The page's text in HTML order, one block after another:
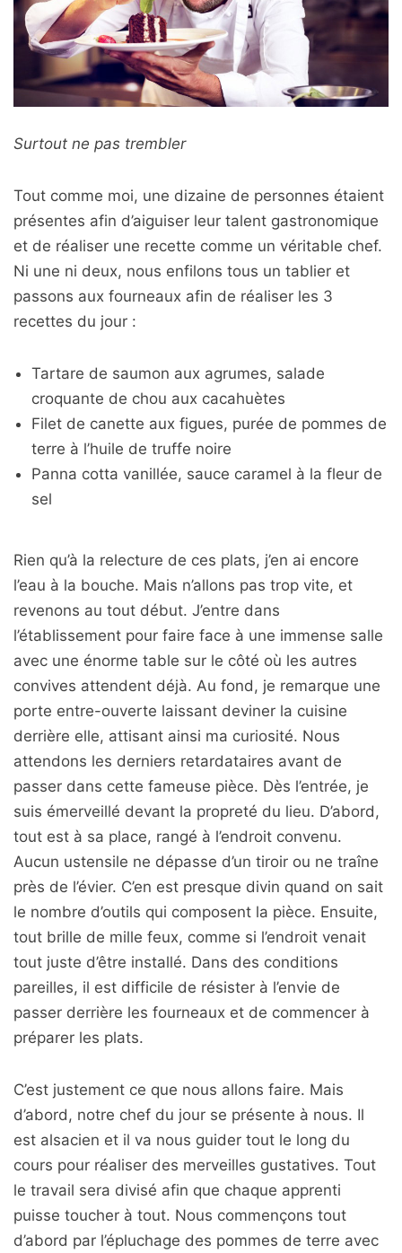
Surtout ne pas trembler
Tout comme moi, une dizaine de personnes étaient
présentes afin d’aiguiser leur talent gastronomique
et de réaliser une recette comme un véritable chef.
Ni une ni deux, nous enfilons tous un tablier et
passons aux fourneaux afin de réaliser les 3
recettes du jour :
Tartare de saumon aux agrumes, salade
croquante de chou aux cacahuètes
Filet de canette aux figues, purée de pommes de
terre à l’huile de truffe noire
Panna cotta vanillée, sauce caramel à la fleur de
sel
Rien qu’à la relecture de ces plats, j’en ai encore
l’eau à la bouche. Mais n’allons pas trop vite, et
revenons au tout début. J’entre dans
l’établissement pour faire face à une immense salle
avec une énorme table sur le côté où les autres
convives attendent déjà. Au fond, je remarque une
porte entre-ouverte laissant deviner la cuisine
derrière elle, attisant ainsi ma curiosité. Nous
attendons les derniers retardataires avant de
passer dans cette fameuse pièce. Dès l’entrée, je
suis émerveillé devant la propreté du lieu. D’abord,
tout est à sa place, rangé à l’endroit convenu.
Aucun ustensile ne dépasse d’un tiroir ou ne traîne
près de l’évier. C’en est presque divin quand on sait
le nombre d’outils qui composent la pièce. Ensuite,
tout brille de mille feux, comme si l’endroit venait
tout juste d’être installé. Dans des conditions
pareilles, il est difficile de résister à l’envie de
passer derrière les fourneaux et de commencer à
préparer les plats.
C’est justement ce que nous allons faire. Mais
d’abord, notre chef du jour se présente à nous. Il
est alsacien et il va nous guider tout le long du
cours pour réaliser des merveilles gustatives. Tout
le travail sera divisé afin que chaque apprenti
puisse toucher à tout. Nous commençons tout
d’abord par l’épluchage des pommes de terre avec